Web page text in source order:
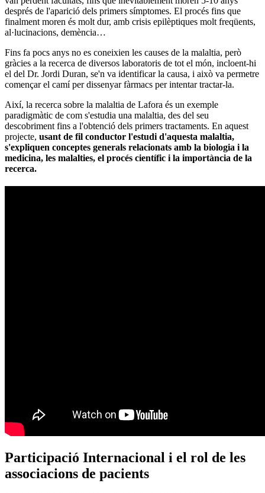
després de l'aparició dels primers símptomes. El procés fins que
finalment moren és molt dur, amb crisis epilèptiques molt freqüents,
al·lucinacions, demència…
Fins fa pocs anys no es coneixien les causes de la malaltia, però
gràcies a la recerca de diversos laboratoris de tot el món, incloent-hi
el del Dr. Jordi Duran, se'n va identificar la causa, i això va permetre
començar el camí per dissenyar fàrmacs per intentar tractar-la.
Així, la recerca sobre la malaltia de Lafora és un exemple
paradigmàtic de com s'estudia una malaltia, des del seu
descobriment fins a l'obtenció dels primers tractaments. En aquest
projecte, usant de fil conductor l'estudi d'aquesta malaltia,
s'expliquen conceptes generals relacionats amb la biologia i la
medicina, les malalties, el procés científic i la importància de la
recerca.
Participació Internacional i el rol de les
associacions de pacients